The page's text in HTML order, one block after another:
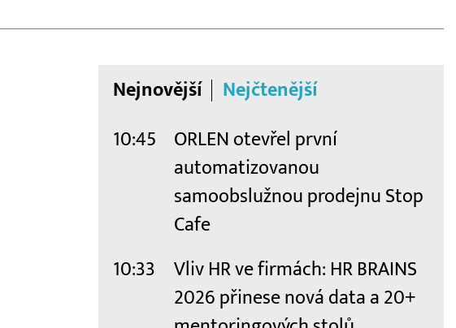
Nejnovější Nejčtenější
10:45
ORLEN otevřel první
automatizovanou
samoobslužnou prodejnu Stop
Cafe
10:33
Vliv HR ve firmách: HR BRAINS
2026 přinese nová data a 20+